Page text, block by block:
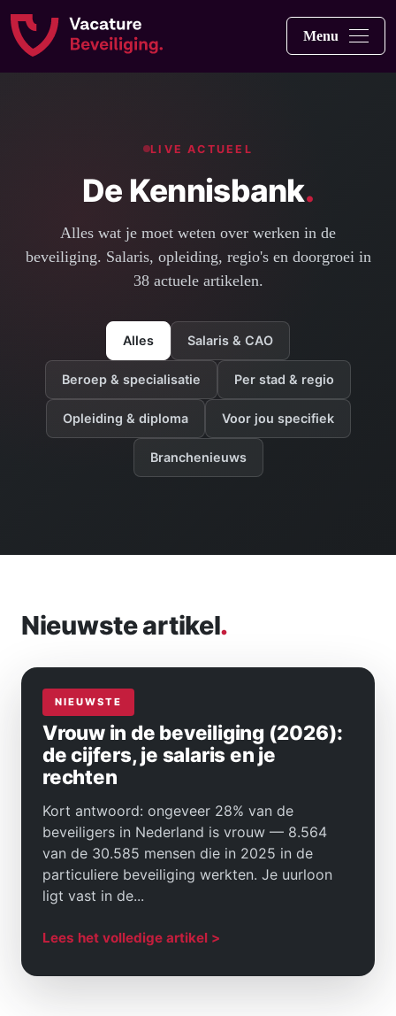
Menu
LIVE ACTUEEL
De Kennisbank.
Alles wat je moet weten over werken in de
beveiliging. Salaris, opleiding, regio's en doorgroei in
38 actuele artikelen.
Alles Salaris & CAO
Beroep & specialisatie Per stad & regio
Opleiding & diploma Voor jou specifiek
Branchenieuws
Nieuwste artikel.
VOOR JOU
Vrouw in de beveiliging (2026):
de cijfers, je salaris en je
rechten
Kort antwoord: ongeveer 28% van de
beveiligers in Nederland is vrouw — 8.564
van de 30.585 mensen die in 2025 in de
particuliere beveiliging werkten. Je uurloon
ligt vast in de...
Lees het volledige artikel >